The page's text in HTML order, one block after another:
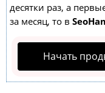
десятки раз, а
за месяц, то в
Начать